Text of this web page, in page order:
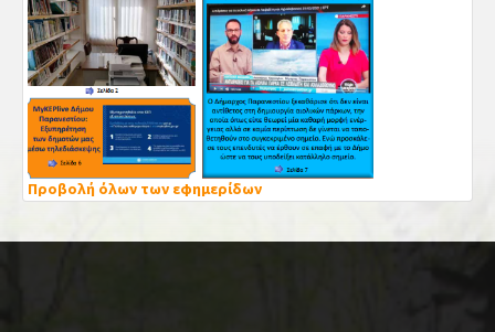
Προβολή όλων των εφημερίδων